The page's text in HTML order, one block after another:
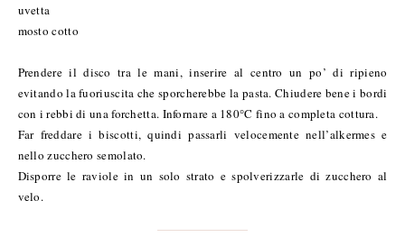
uvetta
mosto cotto
Prendere il disco tra le mani, inserire al centro un po’ di ripieno
evitando la fuoriuscita che sporcherebbe la pasta. Chiudere bene i bordi
con i rebbi di una forchetta. Infornare a 180°C fino a completa cottura.
Far freddare i biscotti, quindi passarli velocemente nell’alkermes e
nello zucchero semolato.
Disporre le raviole in un solo strato e spolverizzarle di zucchero al
velo.